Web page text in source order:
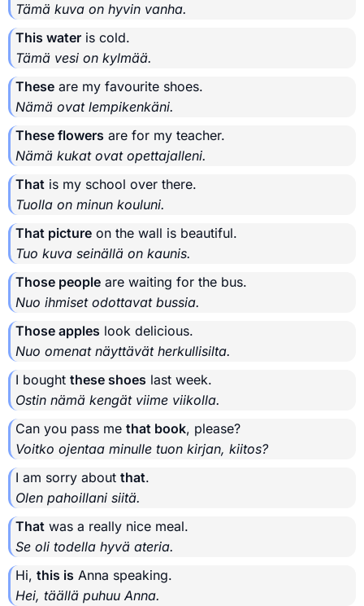
Tämä kuva on hyvin vanha.
This water is cold.
Tämä vesi on kylmää.
These are my favourite shoes.
Nämä ovat lempikenkäni.
These flowers are for my teacher.
Nämä kukat ovat opettajalleni.
That is my school over there.
Tuolla on minun kouluni.
That picture on the wall is beautiful.
Tuo kuva seinällä on kaunis.
Those people are waiting for the bus.
Nuo ihmiset odottavat bussia.
Those apples look delicious.
Nuo omenat näyttävät herkullisilta.
I bought these shoes last week.
Ostin nämä kengät viime viikolla.
Can you pass me that book, please?
Voitko ojentaa minulle tuon kirjan, kiitos?
I am sorry about that.
Olen pahoillani siitä.
That was a really nice meal.
Se oli todella hyvä ateria.
Hi, this is Anna speaking.
Hei, täällä puhuu Anna.